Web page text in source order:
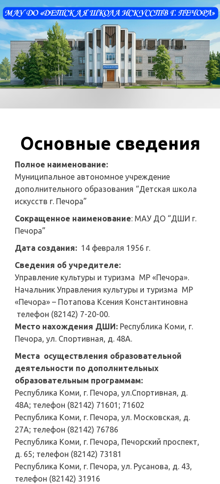
Основные сведения
Полное наименование:
Муниципальное автономное учреждение
дополнительного образования “Детская школа
искусств г. Печора”
Сокращенное наименование: МАУ ДО “ДШИ г.
Печора”
Дата создания: 14 февраля 1956 г.
Сведения об учредителе:
Управление культуры и туризма МР «Печора».
Начальник Управления культуры и туризма МР
«Печора» – Потапова Ксения Константиновна
телефон (82142) 7-20-00.
Место нахождения ДШИ: Республика Коми, г.
Печора, ул. Спортивная, д. 48А.
Места осуществления образовательной
деятельности по дополнительных
образовательным программам:
Республика Коми, г. Печора, ул.Спортивная, д.
48А; телефон (82142) 71601; 71602
Республика Коми, г. Печора, ул. Московская, д.
27А; телефон (82142) 76786
Республика Коми, г. Печора, Печорский проспект,
д. 65; телефон (82142) 73181
Республика Коми, г. Печора, ул. Русанова, д. 43,
телефон (82142) 31916